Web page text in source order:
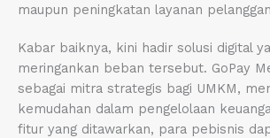
maupun peningkatan layanan
Kabar baiknya, kini hadir solusi digital
meringankan beban tersebut. GoPay
sebagai mitra strategis bagi UMKM,
kemudahan dalam pengelolaan
fitur yang ditawarkan, para pebisnis